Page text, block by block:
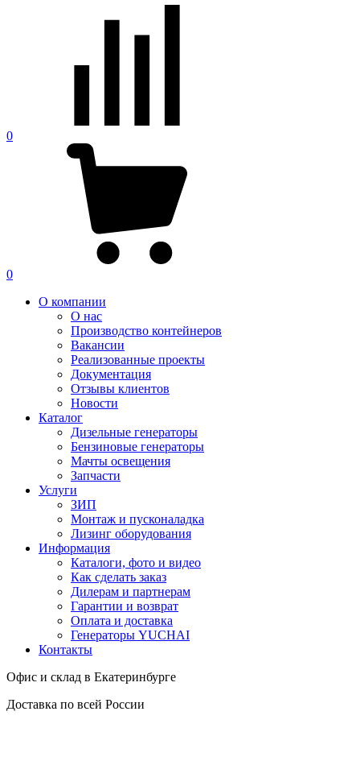
0
0
О компании
О нас
Производство контейнеров
Вакансии
Реализованные проекты
Документация
Отзывы клиентов
Новости
Каталог
Дизельные генераторы
Бензиновые генераторы
Мачты освещения
Запчасти
Услуги
ЗИП
Монтаж и пусконаладка
Лизинг оборудования
Информация
Каталоги, фото и видео
Как сделать заказ
Дилерам и партнерам
Гарантии и возврат
Оплата и доставка
Генераторы YUCHAI
Контакты
Офис и склад в Екатеринбурге
Доставка по всей России